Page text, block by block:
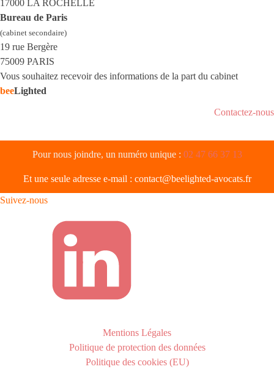
17000 LA ROCHELLE
Bureau de Paris
(cabinet secondaire)
19 rue Bergère
75009 PARIS
Vous souhaitez recevoir des informations de la part du cabinet
beeLighted
Contactez-nous
Pour nous joindre, un numéro unique : 02 47 66 37 13
Et une seule adresse e-mail : contact@beelighted-avocats.fr
Suivez-nous
Mentions Légales
Politique de protection des données
Politique des cookies (EU)